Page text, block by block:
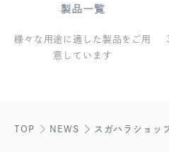
様々な用途に適した製品をご用
意しています
TOP NEWS スガハラショ